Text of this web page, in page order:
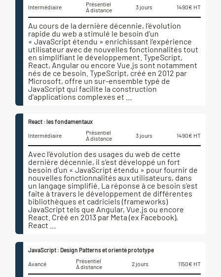
Intermédiaire
Présentiel
À distance
3 jours 1490€ HT
Au cours de la dernière décennie, l’évolution
rapide du web a stimulé le besoin d’un
« JavaScript étendu » enrichissant l’expérience
utilisateur avec de nouvelles fonctionnalités tout
en simplifiant le développement. TypeScript,
React, Angular ou encore Vue.js sont notamment
nés de ce besoin. TypeScript, créé en 2012 par
Microsoft, offre un sur-ensemble typé de
JavaScript qui facilite la construction
d'applications complexes et …
React : les fondamentaux
Intermédiaire
Présentiel
À distance
3 jours 1490€ HT
Avec l’évolution des usages du web de cette
dernière décennie, il s’est développé un fort
besoin d’un « JavaScript étendu » pour fournir de
nouvelles fonctionnalités aux utilisateurs, dans
un langage simplifié. La réponse à ce besoin s’est
faite à travers le développement de différentes
bibliothèques et cadriciels (frameworks)
JavaScript tels que Angular, Vue.js ou encore
React. Créé en 2013 par Meta (ex Facebook),
React …
JavaScript : Design Patterns et orienté prototype
Avancé
Présentiel
À distance
2 jours 1150€ HT